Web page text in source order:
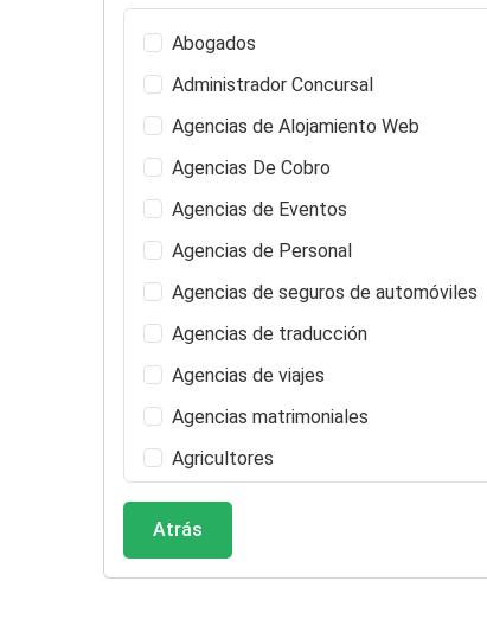
Abogados
Administrador Concursal
Agencias de Alojamiento Web
Agencias De Cobro
Agencias de Eventos
Agencias de Personal
Agencias de seguros de automóviles
Agencias de traducción
Agencias de viajes
Agencias matrimoniales
Agricultores
Alarma de Incendio Comercio Minorista
Albergues
Alergólogos
Atrás